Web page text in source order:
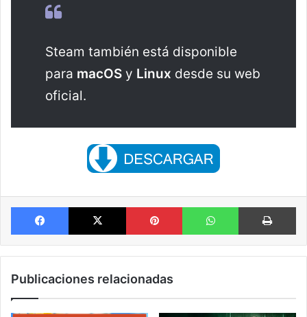
Steam también está disponible
para macOS y Linux desde su web
oficial.
Facebook X Pinterest WhatsApp
Publicaciones relacionadas